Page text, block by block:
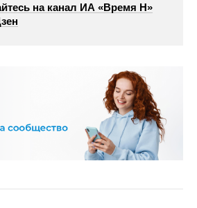
на канал ИА «Время Н»